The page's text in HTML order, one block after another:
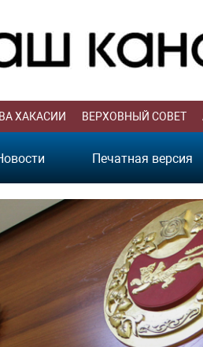
ХАКАСИИ ВЕРХОВНЫЙ СОВЕТ
Печатная версия